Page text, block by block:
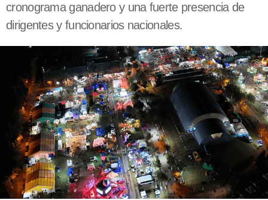
cronograma ganadero y una fuerte presencia de
dirigentes y funcionarios nacionales.